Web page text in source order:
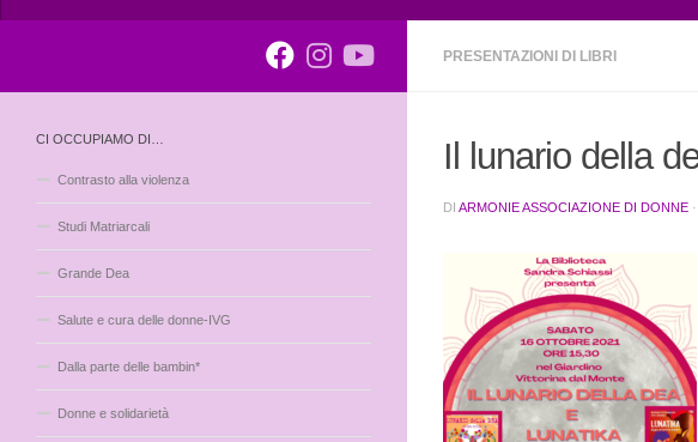
PRESENTAZIONI DI LIBRI
Il lunario della
DI ARMONIE ASSOCIAZIONE DI DONNE
CI OCCUPIAMO DI…
Contrasto alla violenza
Studi Matriarcali
Grande Dea
Salute e cura delle donne-IVG
Dalla parte delle bambin*
Donne e solidarietà